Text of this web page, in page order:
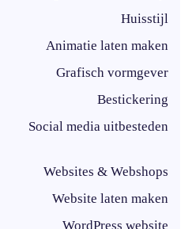
Huisstijl
Animatie laten maken
Grafisch vormgever
Bestickering
Social media uitbesteden
Websites & Webshops
Website laten maken
WordPress website